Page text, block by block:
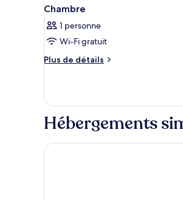
Chambre
1 personne
Wi-Fi gratuit
Plus de détails
Plus
le
type
de
Chambre
Hébergements
Diamond Cliff Resort & Spa,